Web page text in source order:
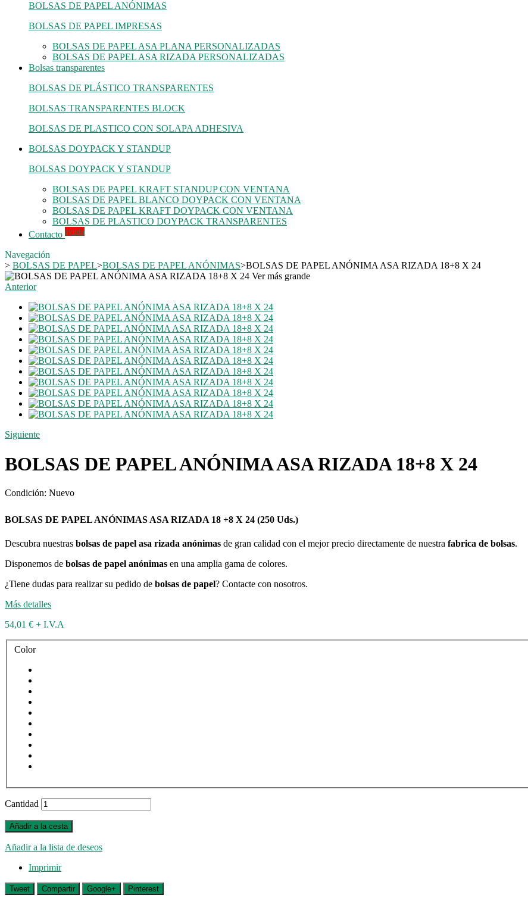
BOLSAS DE PAPEL ANÓNIMAS
BOLSAS DE PAPEL IMPRESAS
BOLSAS DE PAPEL ASA PLANA PERSONALIZADAS
BOLSAS DE PAPEL ASA RIZADA PERSONALIZADAS
Bolsas transparentes
BOLSAS DE PLÁSTICO TRANSPARENTES
BOLSAS TRANSPARENTES BLOCK
BOLSAS DE PLASTICO CON SOLAPA ADHESIVA
BOLSAS DOYPACK Y STANDUP
BOLSAS DOYPACK Y STANDUP
BOLSAS DE PAPEL KRAFT STANDUP CON VENTANA
BOLSAS DE PAPEL BLANCO DOYPACK CON VENTANA
BOLSAS DE PAPEL KRAFT DOYPACK CON VENTANA
BOLSAS DE PLASTICO DOYPACK TRANSPARENTES
Contacto ayuda
Navegación
> BOLSAS DE PAPEL>BOLSAS DE PAPEL ANÓNIMAS>BOLSAS DE PAPEL ANÓNIMA ASA RIZADA 18+8 X 24
Ver más grande
Anterior
Siguiente
BOLSAS DE PAPEL ANÓNIMA ASA RIZADA 18+8 X 24
Condición: Nuevo
BOLSAS DE PAPEL ANÓNIMAS ASA RIZADA 18 +8 X 24 (250 Uds.)
Descubra nuestras bolsas de papel asa rizada anónimas de gran calidad con el mejor precio directamente de nuestra fabrica de bolsas.
Disponemos de bolsas de papel anónimas en una amplia gama de colores.
¿Tiene dudas para realizar su pedido de bolsas de papel? Contacte con nosotros.
Más detalles
54,01 € + I.V.A
Color
Cantidad
Añadir a la cesta
Añadir a la lista de deseos
Imprimir
Tweet Compartir Google+ Pinterest